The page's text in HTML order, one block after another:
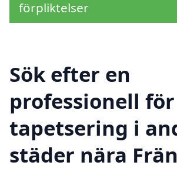
förpliktelser
Sök efter en
professionell för
tapetsering i
städer nära